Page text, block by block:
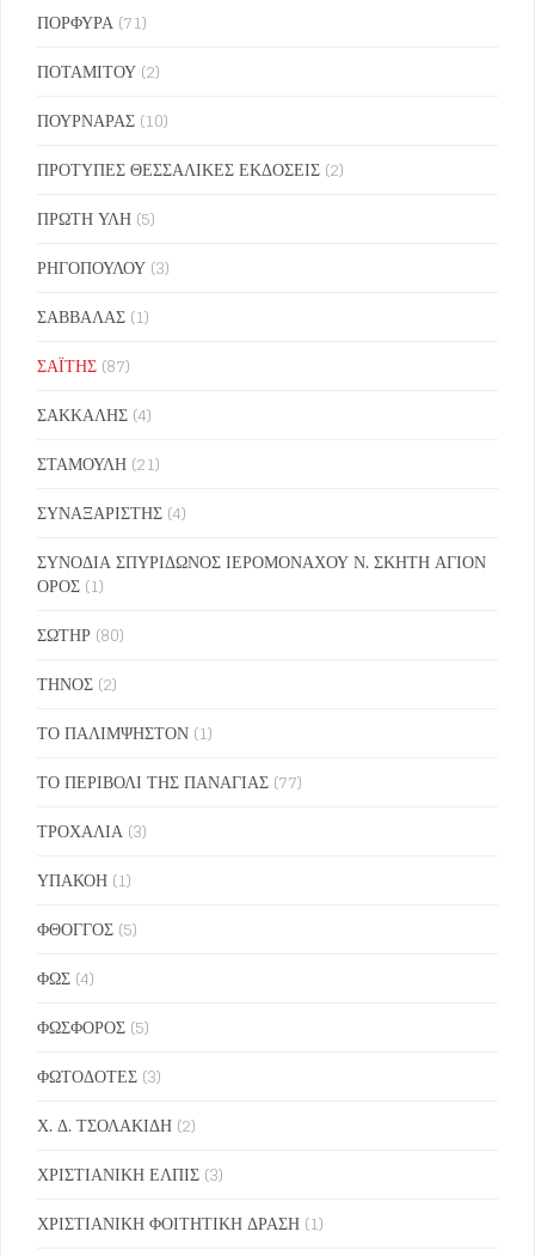
ΠΟΡΦΥΡΑ (71)
ΠΟΤΑΜΙΤΟΥ (2)
ΠΟΥΡΝΑΡΑΣ (10)
ΠΡΟΤΥΠΕΣ ΘΕΣΣΑΛΙΚΕΣ ΕΚΔΟΣΕΙΣ (2)
ΠΡΩΤΗ ΥΛΗ (5)
ΡΗΓΟΠΟΥΛΟΥ (3)
ΣΑΒΒΑΛΑΣ (1)
ΣΑΪΤΗΣ (87)
ΣΑΚΚΑΛΗΣ (4)
ΣΤΑΜΟΥΛΗ (21)
ΣΥΝΑΞΑΡΙΣΤΗΣ (4)
ΣΥΝΟΔΙΑ ΣΠΥΡΙΔΩΝΟΣ ΙΕΡΟΜΟΝΑΧΟΥ Ν. ΣΚΗΤΗ ΑΓΙΟΝ
ΟΡΟΣ (1)
ΣΩΤΗΡ (80)
ΤΗΝΟΣ (2)
ΤΟ ΠΑΛΙΜΨΗΣΤΟΝ (1)
ΤΟ ΠΕΡΙΒΟΛΙ ΤΗΣ ΠΑΝΑΓΙΑΣ (77)
ΤΡΟΧΑΛΙΑ (3)
ΥΠΑΚΟΗ (1)
ΦΘΟΓΓΟΣ (5)
ΦΩΣ (4)
ΦΩΣΦΟΡΟΣ (5)
ΦΩΤΟΔΟΤΕΣ (3)
Χ. Δ. ΤΣΟΛΑΚΙΔΗ (2)
ΧΡΙΣΤΙΑΝΙΚΗ ΕΛΠΙΣ (3)
ΧΡΙΣΤΙΑΝΙΚΗ ΦΟΙΤΗΤΙΚΗ ΔΡΑΣΗ (1)